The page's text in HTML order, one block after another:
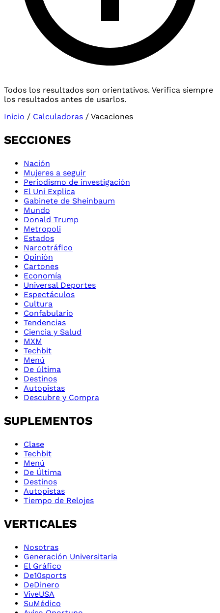
Todos los resultados son orientativos. Verifica siempre
los resultados antes de usarlos.
Inicio / Calculadoras / Vacaciones
SECCIONES
Nación
Mujeres a seguir
Periodismo de investigación
El Uni Explica
Gabinete de Sheinbaum
Mundo
Donald Trump
Metropoli
Estados
Narcotráfico
Opinión
Cartones
Economía
Universal Deportes
Espectáculos
Cultura
Confabulario
Tendencias
Ciencia y Salud
MXM
Techbit
Menú
De última
Destinos
Autopistas
Descubre y Compra
SUPLEMENTOS
Clase
Techbit
Menú
De Última
Destinos
Autopistas
Tiempo de Relojes
VERTICALES
Nosotras
Generación Universitaria
El Gráfico
De10sports
DeDinero
ViveUSA
SuMédico